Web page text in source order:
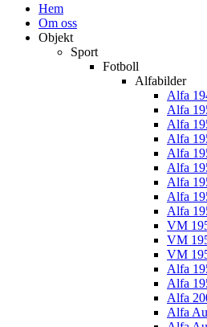
Hem
Om oss
Objekt
Sport
Fotboll
Alfabilder
Alfa
Alfa
Alfa
Alfa
Alfa
Alfa
Alfa
Alfa
Alfa
VM
VM
VM
Alfa
Alfa
Alfa
Alfa